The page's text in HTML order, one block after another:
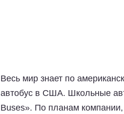
Весь мир знает по
автобус в США. Школьные
Buses». По планам компании,